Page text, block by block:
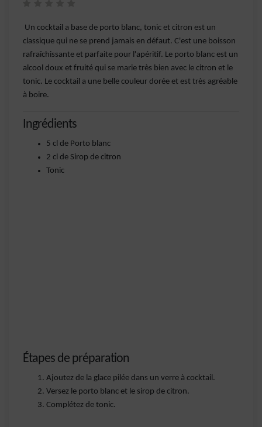
Un cocktail a base de porto blanc, tonic et citron est un
classique qui ne se prend jamais en défaut. C'est une boisson
rafraîchissante et parfaite pour l'apéritif. Le porto blanc est un
alcool doux et fruité qui se marie très bien avec le citron et le
tonic. Le cocktail a une belle couleur dorée et est très agréable
à boire.
Ingrédients
5 cl de Porto blanc
2 cl de Sirop de citron
Tonic
Étapes de préparation
Ajoutez de la glace pilée dans un verre à cocktail.
Versez le porto blanc et le sirop de citron.
Complétez de tonic.